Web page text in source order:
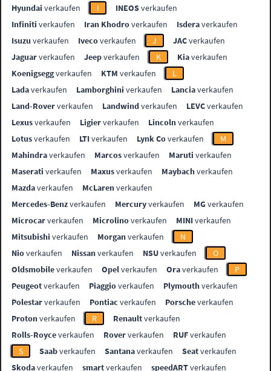
Hyundai verkaufen I INEOSverkaufen
Infiniti verkaufen Iran Khodroverkaufen Isderaverkaufen
Isuzu verkaufen Ivecoverkaufen J JACverkaufen
Jaguarverkaufen Jeepverkaufen K Kiaverkaufen
Koenigseggverkaufen KTM verkaufen
L
Ladaverkaufen Lamborghini verkaufen Lanciaverkaufen
Land-Roververkaufen Landwindverkaufen LEVCverkaufen
Lexusverkaufen Ligierverkaufen Lincolnverkaufen
Lotusverkaufen LTIverkaufen Lynk Coverkaufen
M
Mahindraverkaufen Marcosverkaufen Maruti verkaufen
Maserati verkaufen Maxusverkaufen Maybachverkaufen
Mazdaverkaufen McLarenverkaufen
Mercedes-Benzverkaufen Mercuryverkaufen MGverkaufen
Microcarverkaufen Microlinoverkaufen MINIverkaufen
Mitsubishi verkaufen Morganverkaufen
N
Nioverkaufen Nissanverkaufen NSUverkaufen
O
Oldsmobileverkaufen Opelverkaufen Oraverkaufen
P
Peugeotverkaufen Piaggioverkaufen Plymouthverkaufen
Polestarverkaufen Pontiac verkaufen Porscheverkaufen
Protonverkaufen R Renaultverkaufen
Rolls-Royceverkaufen Roververkaufen RUFverkaufen
S
Saabverkaufen Santanaverkaufen Seatverkaufen
Skodaverkaufen smartverkaufen speedARTverkaufen